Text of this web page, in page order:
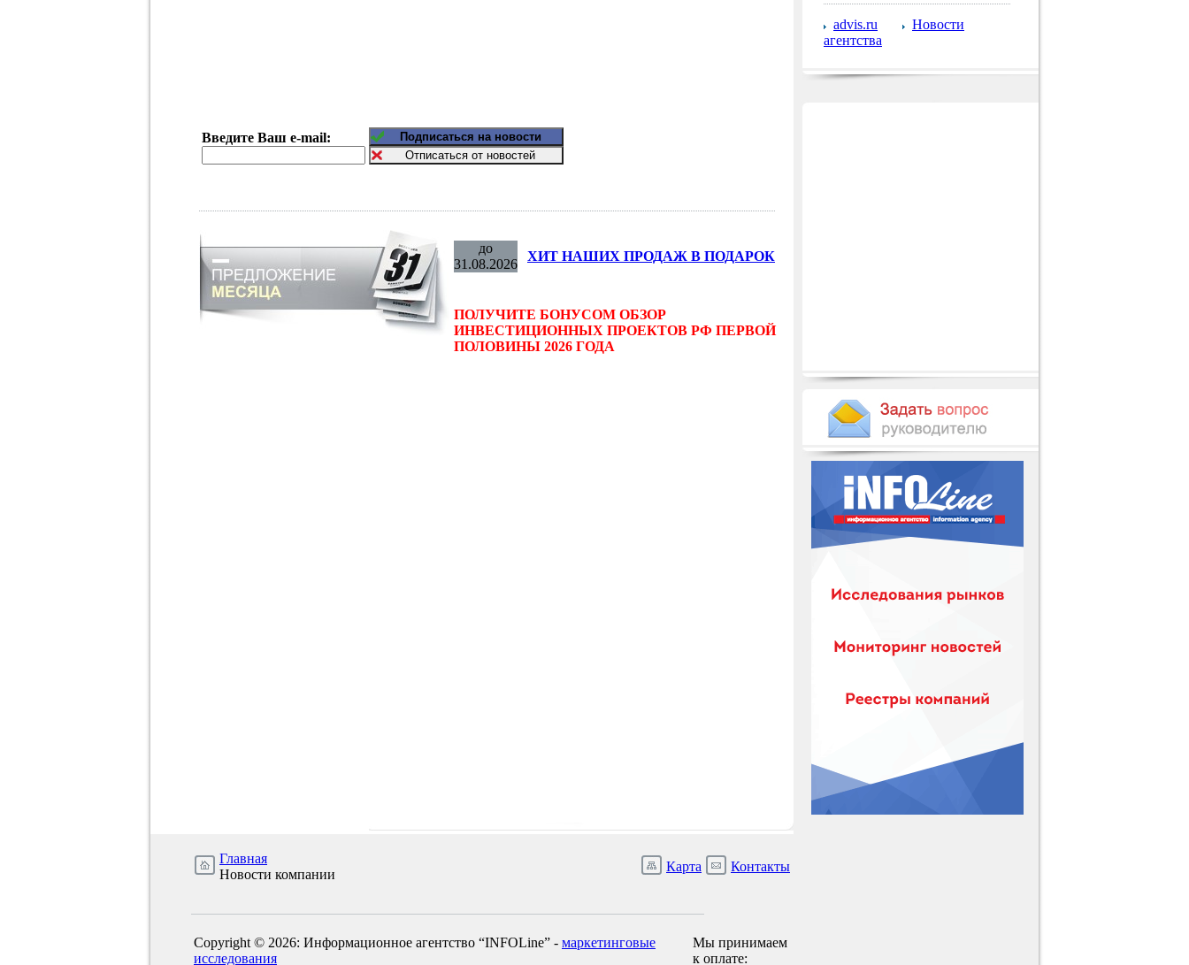
Введите Ваш e-mail:
до
31.08.2026
ХИТ НАШИХ ПРОДАЖ В ПОДАРОК
ПОЛУЧИТЕ БОНУСОМ ОБЗОР
ИНВЕСТИЦИОННЫХ ПРОЕКТОВ РФ ПЕРВОЙ
ПОЛОВИНЫ 2026 ГОДА
advis.ru
Новости
агентства
Главная
Новости компании
Карта Контакты
Copyright © 2026: Информационное агентство “INFOLine” - маркетинговые
исследования
Мы принимаем
к оплате: